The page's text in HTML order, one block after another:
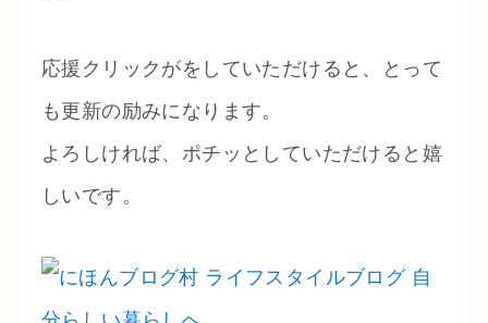
応援クリックがをしていただけると、とって
も更新の励みになります。
よろしければ、ポチッとしていただけると嬉
しいです。